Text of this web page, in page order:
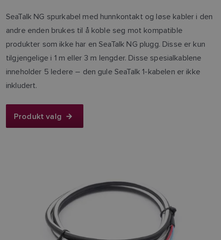
SeaTalk NG spurkabel med hunnkontakt og løse kabler i den
andre enden brukes til å koble seg mot kompatible
produkter som ikke har en SeaTalk NG plugg. Disse er kun
tilgjengelige i 1 m eller 3 m lengder. Disse spesialkablene
inneholder 5 ledere – den gule SeaTalk 1-kabelen er ikke
inkludert.
Produkt valg